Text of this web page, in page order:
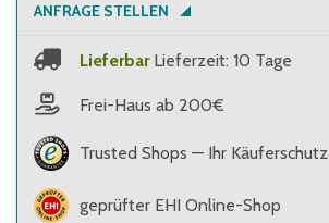
ANFRAGE STELLEN
Lieferbar Lieferzeit: 10 Tage
Frei-Haus ab 200€
Trusted Shops — Ihr Käuferschutz
geprüfter EHI Online-Shop